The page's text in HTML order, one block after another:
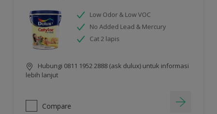
Low Odor & Low VOC
No Added Lead & Mercury
Cat 2 lapis
Hubungi 0811 1952 2888 (ask dulux) untuk informasi
lebih lanjut
Compare